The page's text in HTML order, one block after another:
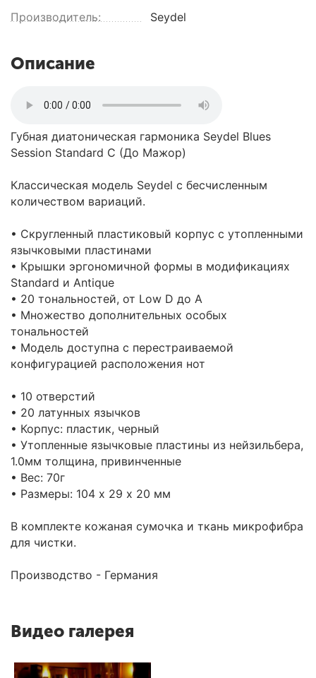
Производитель: Seydel
Описание
Губная диатоническая гармоника Seydel Blues
Session Standard C (До Мажор)
Классическая модель Seydel с бесчисленным
количеством вариаций.
• Скругленный пластиковый корпус с утопленными
язычковыми пластинами
• Крышки эргономичной формы в модификациях
Standard и Antique
• 20 тональностей, от Low D до А
• Множество дополнительных особых
тональностей
• Модель доступна с перестраиваемой
конфигурацией расположения нот
• 10 отверстий
• 20 латунных язычков
• Корпус: пластик, черный
• Утопленные язычковые пластины из нейзильбера,
1.0мм толщина, привинченные
• Вес: 70г
• Размеры: 104 х 29 х 20 мм
В комплекте кожаная сумочка и ткань микрофибра
для чистки.
Производство - Германия
Видео галерея